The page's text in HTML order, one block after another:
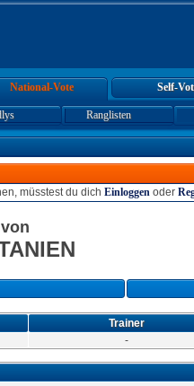
National-Vote Self-
Ranglisten
müsstest du dich Einloggen oder
Trainer
-